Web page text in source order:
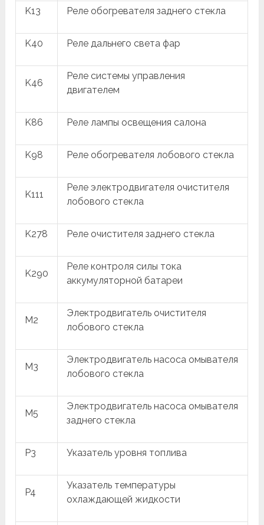
K13 Реле обогревателя заднего стекла
K40 Реле дальнего света фар
K46
Реле системы управления
двигателем
K86 Реле лампы освещения салона
K98 Реле обогревателя лобового стекла
K111
Реле электродвигателя очистителя
лобового стекла
K278 Реле очистителя заднего стекла
K290
Реле контроля силы тока
аккумуляторной батареи
M2
Электродвигатель очистителя
лобового стекла
M3
Электродвигатель насоса омывателя
лобового стекла
M5
Электродвигатель насоса омывателя
заднего стекла
P3 Указатель уровня топлива
P4
Указатель температуры
охлаждающей жидкости